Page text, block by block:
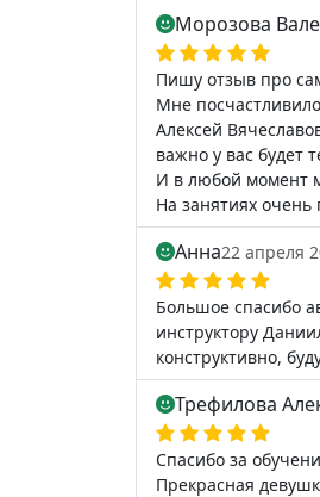
Морозова
Пишу отзыв про
Мне
Алексей
важно у вас будет
И в любой момент
На занятиях
Анна22 апреля
Большое спасибо
инструктору
конструктивно,
Трефилова
Спасибо за
Прекрасная